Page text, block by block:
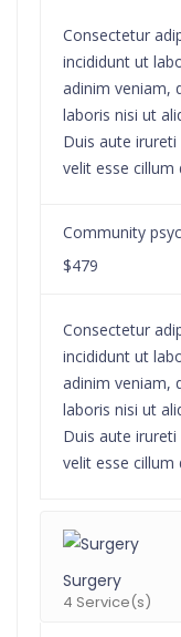
Consectetur
incididunt ut
adinim veniam,
laboris nisi ut
Duis aute
velit esse cillum
Community
$479
Consectetur
incididunt ut
adinim veniam,
laboris nisi ut
Duis aute
velit esse cillum
Surgery
4 Service(s)